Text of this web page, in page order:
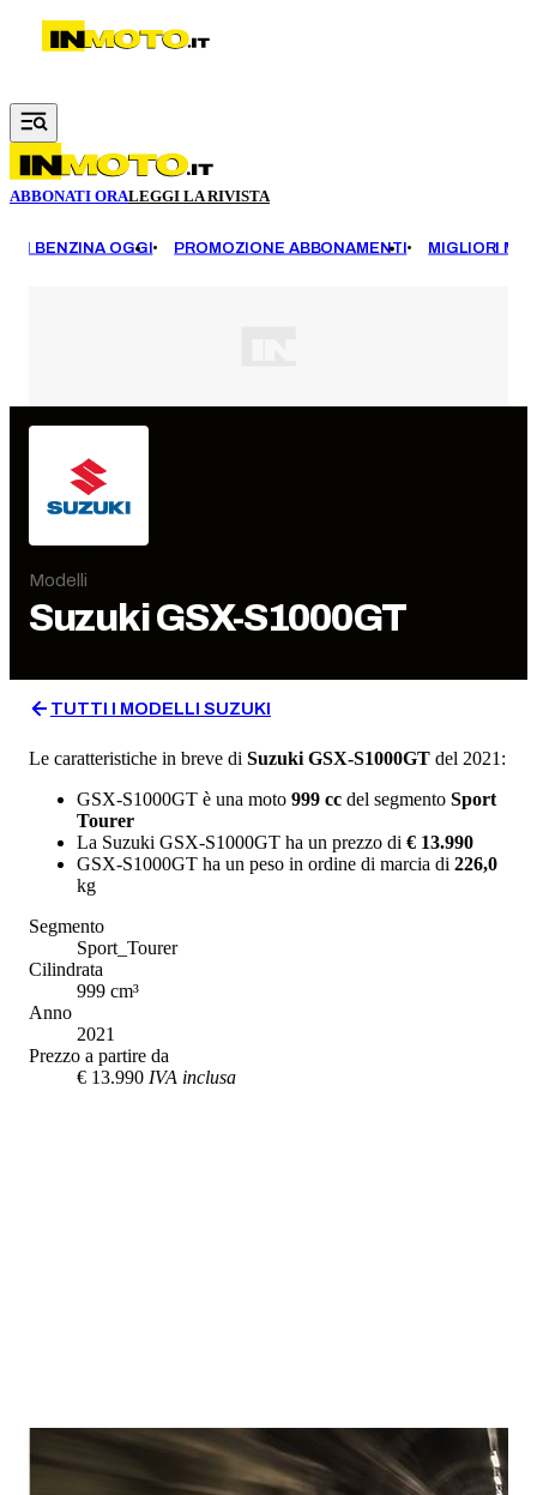
Vai al contenuto principale
ABBONATI ORALEGGI LA RIVISTA
BENZINA OGGI PROMOZIONE ABBONAMENTI MIGLIORI
Modelli
SuzukiGSX-S1000GT
TUTTI I MODELLI SUZUKI
Le caratteristiche in breve di Suzuki GSX-S1000GT del 2021 :
GSX-S1000GT è una moto 999 cc del segmento Sport
Tourer
La Suzuki GSX-S1000GT ha un prezzo di € 13.990
GSX-S1000GT ha un peso in ordine di marcia di 226,0
kg
Segmento
Sport_Tourer
Cilindrata
999 cm³
Anno
2021
Prezzo a partire da
€ 13.990 IVA inclusa